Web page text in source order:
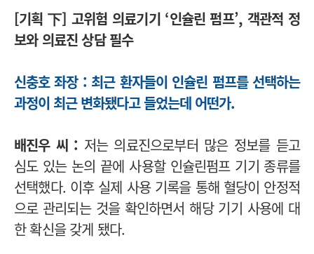
[기획 下] 고위험 의료기기 ‘인슐린 펌프’, 객관적 정
보와 의료진 상담 필수
신충호 좌장 : 최근 환자들이 인슐린 펌프를 선택하는
과정이 최근 변화됐다고 들었는데 어떤가.
배진우 씨 : 저는 의료진으로부터 많은 정보를 듣고
심도 있는 논의 끝에 사용할 인슐린펌프 기기 종류를
선택했다. 이후 실제 사용 기록을 통해 혈당이 안정적
으로 관리되는 것을 확인하면서 해당 기기 사용에 대
한 확신을 갖게 됐다.